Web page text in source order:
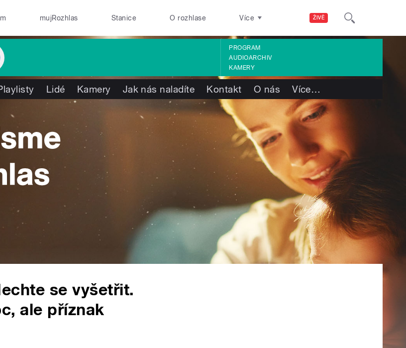
ŽIVĚ
mujRozhlas Stanice O rozhlase Více
PROGRAM
AUDIOARCHIV
KAMERY
Lidé Kamery Jak nás naladíte Kontakt O nás Více…
se vyšetřit.
ale příznak